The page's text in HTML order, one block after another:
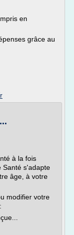
en
grâce au
à la fois
Santé s'adapte
âge, à votre
modifier votre